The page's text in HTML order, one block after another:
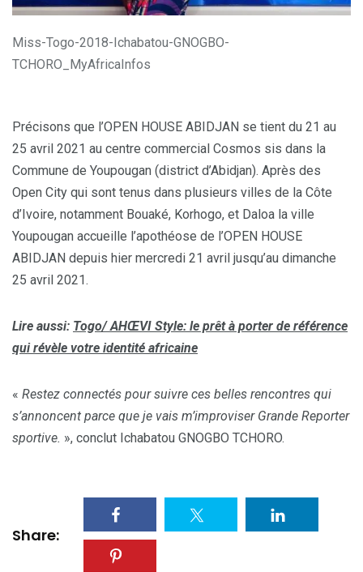
Miss-Togo-2018-Ichabatou-GNOGBO-
TCHORO_MyAfricaInfos
Précisons que l’OPEN HOUSE ABIDJAN se tient du 21 au
25 avril 2021 au centre commercial Cosmos sis dans la
Commune de Youpougan (district d’Abidjan). Après des
Open City qui sont tenus dans plusieurs villes de la Côte
d’Ivoire, notamment Bouaké, Korhogo, et Daloa la ville
Youpougan accueille l’apothéose de l’OPEN HOUSE
ABIDJAN depuis hier mercredi 21 avril jusqu’au dimanche
25 avril 2021.
Lire aussi: Togo/ AHŒVI Style: le prêt à porter de référence
qui révèle votre identité africaine
« Restez connectés pour suivre ces belles rencontres qui
s’annoncent parce que je vais m’improviser Grande Reporter
sportive. », conclut Ichabatou GNOGBO TCHORO.
Share: